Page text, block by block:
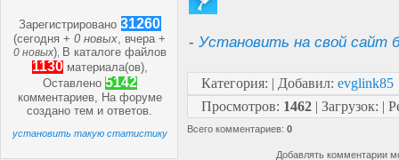
Зарегистрировано 31260
(сегодня +0 новых, вчера +
0 новых) В каталоге файлов
1130 материала(ов),
Оставлено 5142
комментариев, На форуме
созданотем иответов.
установить такую статистику
- Установить на свой сайт
Категория: | Добавил: evglink85
Просмотров: 1462 | Загрузок: |
Всего комментариев: 0
Добавлять комментарии